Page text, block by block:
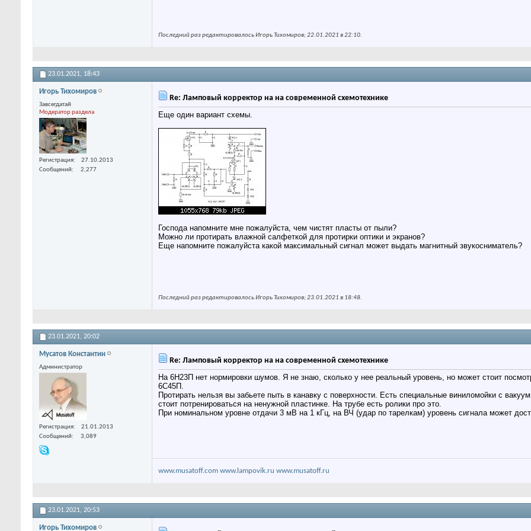
Последний раз редактировалось Игорь Тихомиров; 22.01.2021 в22:10.
23.01.2021, 18:43
Игорь Тихомиров
Завсегдатай
Модератор раздела
Регистрация
27.10.2013
Сообщений
2,277
Re: Ламповый корректор на на современной схемотехнике
Еще один вариант схемы.
Господа напомните мне пожалуйста, чем чистят пласты от пыли?
Можно ли протирать влажной салфеткой для протирки оптики и экранов?
Еще напомните пожалуйста какой максимальный сигнал может выдать магнитный звукосниматель?
Последний раз редактировалось Игорь Тихомиров; 23.01.2021 в 18:48.
23.01.2021, 20:02
Мусатов Константин
Администратор
Регистрация
21.01.2013
Сообщений
3,089
Re: Ламповый корректор на на современной схемотехнике
На 6Н23П нет нормировки шумов. Я не знаю, сколько у нее реальный уровень, но может стоит
6С45П.
Протирать нельзя вы забьете пыть в канавку с поверхности. Есть специальные виниломойки с
стоит потренироваться на ненужной пластинке. На трубе есть ролики про это.
При номинальном уровне отдачи 3 мВ на 1 кГц, на ВЧ (удар по тарелкам) уровень сигнала может
www.musatoff.com www.lampovik.ru www.musatoff.ru
23.01.2021, 20:53
Игорь Тихомиров